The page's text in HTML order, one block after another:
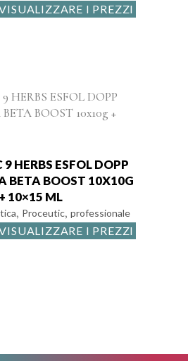
I PREZZI
HERBS ESFOL DOPP
BETA BOOST 10X10G
+ 10×15 ML
, Proceutic, professionale
I PREZZI